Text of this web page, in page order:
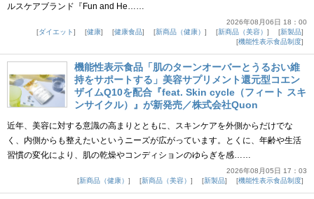
ルスケアブランド『Fun and He……
2026年08月06日 18：00
ダイエット
健康 健康食品 新商品（健康） 新商品（美容）
新製品
機能性表示食品制度
機能性表示食品「肌のターンオーバーとうるおい維
持をサポートする」美容サプリメント還元型コエン
ザイムQ10を配合『feat. Skin cycle（フィート スキ
ンサイクル）』が新発売／株式会社Quon
近年、美容に対する意識の高まりとともに、スキンケアを外側からだけでな
く、内側からも整えたいというニーズが広がっています。とくに、年齢や生活
習慣の変化により、肌の乾燥やコンディションのゆらぎを感……
2026年08月05日 17：03
新商品（健康）
新商品（美容） 新製品 機能性表示食品制度